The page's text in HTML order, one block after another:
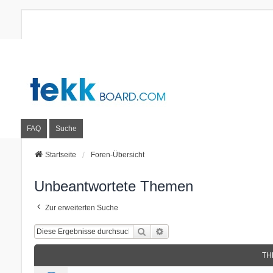
FAQ Suche
Startseite Foren-Übersicht
Unbeantwortete Themen
Zur erweiterten Suche
Suche